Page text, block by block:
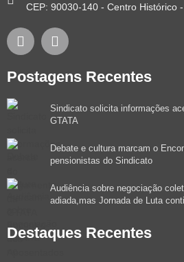
CEP: 90030-140 - Centro Histórico
Postagens Recentes
Sindicato solicita informações
GTATA
Debate e cultura marcam o
pensionistas do Sindicato
Audiência sobre negociação
adiada,mas Jornada de Luta
Destaques Recentes